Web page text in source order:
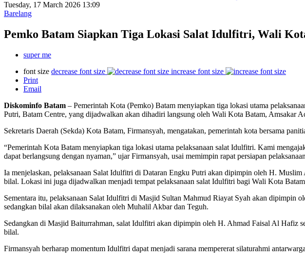
Tuesday, 17 March 2026 13:09
Barelang
Pemko Batam Siapkan Tiga Lokasi Salat Idulfitri, Wali
super me
font size decrease font size
increase font size
Print
Email
Diskominfo Batam – Pemerintah Kota (Pemko) Batam menyiapkan tiga lokasi utama
Putri, Batam Centre, yang dijadwalkan akan dihadiri langsung oleh Wali Kota Batam, Amsakar
Sekretaris Daerah (Sekda) Kota Batam, Firmansyah, mengatakan, pemerintah kota bersama
“Pemerintah Kota Batam menyiapkan tiga lokasi utama pelaksanaan salat Idulfitri. Kami
dapat berlangsung dengan nyaman,” ujar Firmansyah, usai memimpin rapat persiapan
Ia menjelaskan, pelaksanaan Salat Idulfitri di Dataran Engku Putri akan dipimpin oleh H.
bilal. Lokasi ini juga dijadwalkan menjadi tempat pelaksanaan salat Idulfitri bagi Wali Kota
Sementara itu, pelaksanaan Salat Idulfitri di Masjid Sultan Mahmud Riayat Syah akan dipimpin
sedangkan bilal akan dilaksanakan oleh Muhalil Akbar dan Teguh.
Sedangkan di Masjid Baiturrahman, salat Idulfitri akan dipimpin oleh H. Ahmad Faisal Al Hafiz
bilal.
Firmansyah berharap momentum Idulfitri dapat menjadi sarana mempererat silaturahmi